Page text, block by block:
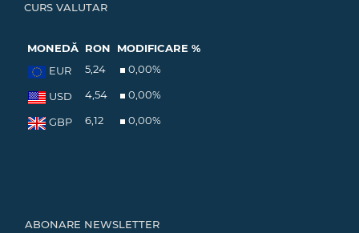
CURS VALUTAR
MONEDĂ RON
MODIFICARE %
EUR
5,24 0,00%
USD 4,54 0,00%
GBP 6,12 0,00%
ABONARE NEWSLETTER